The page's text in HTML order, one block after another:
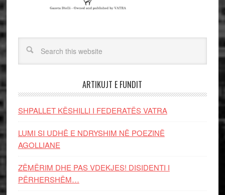
ARTIKUJT E FUNDIT
SHPALLET KËSHILLI I FEDERATËS VATRA
LUMI SI UDHË E NDRYSHIM NË POEZINË
AGOLLIANE
ZËMËRIM DHE PAS VDEKJES! DISIDENTI I
PËRHERSHËM…